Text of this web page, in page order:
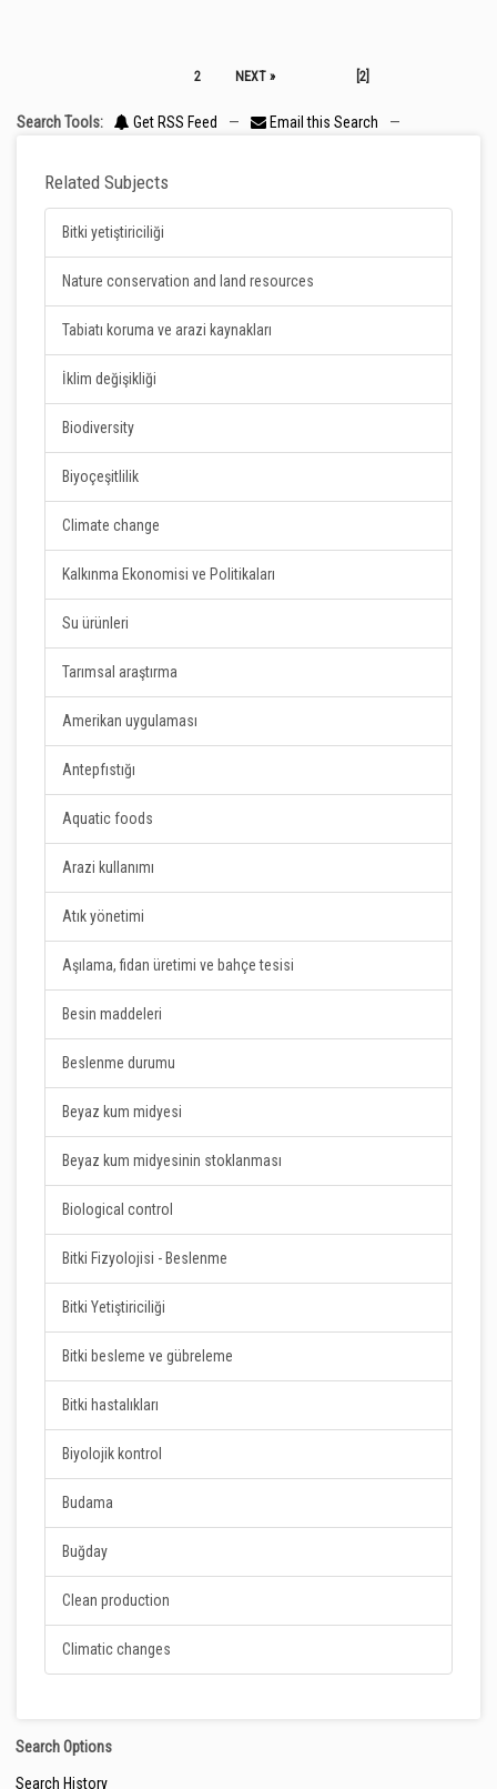
2 NEXT » [2]
Search Tools: Get RSS Feed — Email this Search —
Related Subjects
Bitki yetiştiriciliği
Nature conservation and land resources
Tabiatı koruma ve arazi kaynakları
İklim değişikliği
Biodiversity
Biyoçeşitlilik
Climate change
Kalkınma Ekonomisi ve Politikaları
Su ürünleri
Tarımsal araştırma
Amerikan uygulaması
Antepfıstığı
Aquatic foods
Arazi kullanımı
Atık yönetimi
Aşılama, fidan üretimi ve bahçe tesisi
Besin maddeleri
Beslenme durumu
Beyaz kum midyesi
Beyaz kum midyesinin stoklanması
Biological control
Bitki Fizyolojisi - Beslenme
Bitki Yetiştiriciliği
Bitki besleme ve gübreleme
Bitki hastalıkları
Biyolojik kontrol
Budama
Buğday
Clean production
Climatic changes
Search Options
Search History